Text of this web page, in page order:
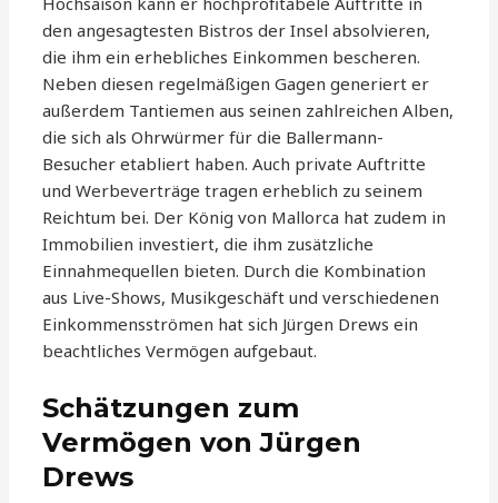
den angesagtesten Bistros der Insel absolvieren,
die ihm ein erhebliches Einkommen bescheren.
Neben diesen regelmäßigen Gagen generiert er
außerdem Tantiemen aus seinen zahlreichen Alben,
die sich als Ohrwürmer für die Ballermann-
Besucher etabliert haben. Auch private Auftritte
und Werbeverträge tragen erheblich zu seinem
Reichtum bei. Der König von Mallorca hat zudem in
Immobilien investiert, die ihm zusätzliche
Einnahmequellen bieten. Durch die Kombination
aus Live-Shows, Musikgeschäft und verschiedenen
Einkommensströmen hat sich Jürgen Drews ein
beachtliches Vermögen aufgebaut.
Schätzungen zum
Vermögen von Jürgen
Drews